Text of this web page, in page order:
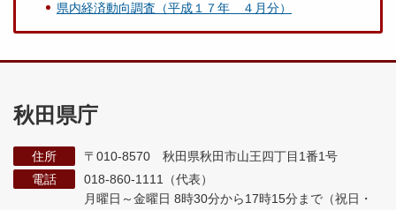
県内経済動向調査（平成１７年 ４月分）
秋田県庁
住所
〒010-8570 秋田県秋田市山王四丁目1番1号
電話
018-860-1111（代表）
月曜日～金曜日 8時30分から17時15分まで （祝日・